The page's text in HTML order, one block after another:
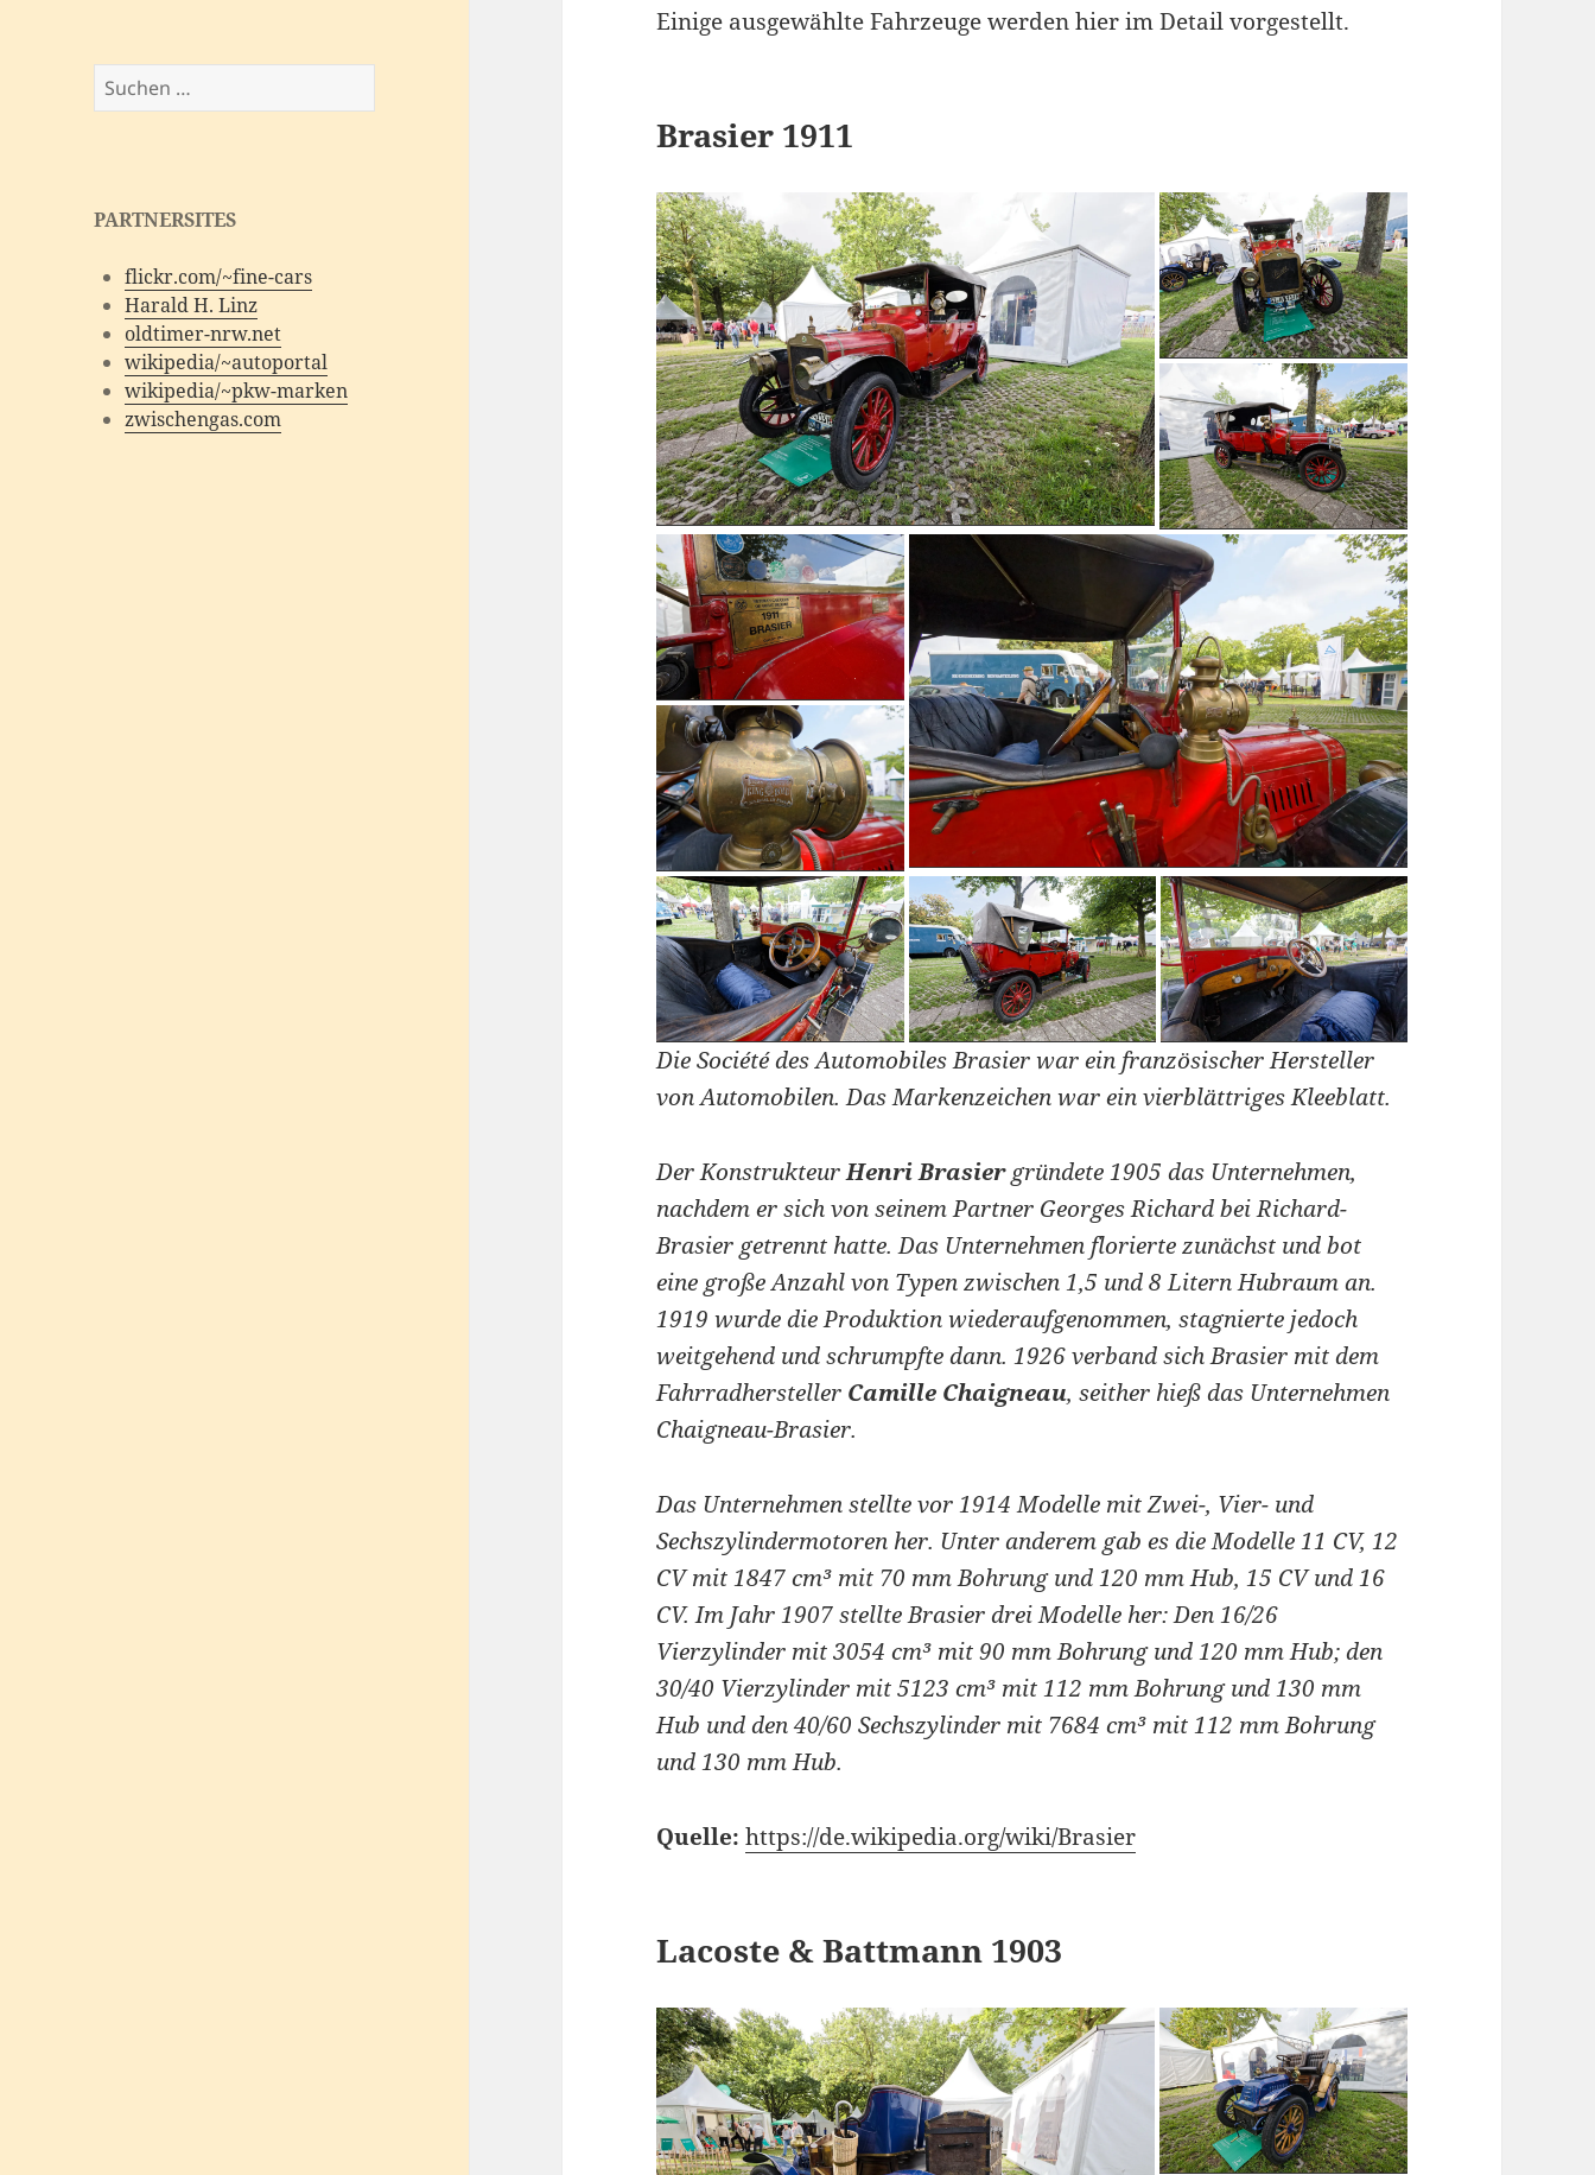
Suchen
nach:
PARTNERSITES
flickr.com/~fine-cars
Harald H. Linz
oldtimer-nrw.net
wikipedia/~autoportal
wikipedia/~pkw-marken
zwischengas.com
Einige ausgewählte Fahrzeuge werden hier im Detail vorgestellt.
Brasier 1911
Die Société des Automobiles Brasier war ein französischer Hersteller
von Automobilen. Das Markenzeichen war ein vierblättriges Kleeblatt.
Der KonstrukteurHenri Brasiergründete 1905 das Unternehmen,
nachdem er sich von seinem Partner Georges Richard bei Richard-
Brasier getrennt hatte. Das Unternehmen florierte zunächst und bot
eine große Anzahl von Typen zwischen 1,5 und 8 Litern Hubraum an.
1919 wurde die Produktion wiederaufgenommen, stagnierte jedoch
weitgehend und schrumpfte dann. 1926 verband sich Brasier mit dem
Fahrradhersteller Camille Chaigneau, seither hieß das Unternehmen
Chaigneau-Brasier.
Das Unternehmen stellte vor 1914 Modelle mit Zwei-, Vier- und
Sechszylindermotoren her. Unter anderem gab es die Modelle 11 CV, 12
CV mit 1847 cm³ mit 70 mm Bohrung und 120 mm Hub, 15 CV und 16
CV. Im Jahr 1907 stellte Brasier drei Modelle her: Den 16/26
Vierzylinder mit 3054 cm³ mit 90 mm Bohrung und 120 mm Hub; den
30/40 Vierzylinder mit 5123 cm³ mit 112 mm Bohrung und 130 mm
Hub und den 40/60 Sechszylinder mit 7684 cm³ mit 112 mm Bohrung
und 130 mm Hub.
Quelle: https://de.wikipedia.org/wiki/Brasier
Lacoste & Battmann 1903